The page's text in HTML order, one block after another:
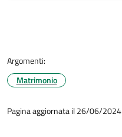
Argomenti:
Matrimonio
Pagina aggiornata il 26/06/2024